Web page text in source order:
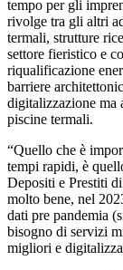
tempo per gli
rivolge tra gli altri
termali, strutture
settore fieristico e
riqualificazione
barriere
digitalizzazione ma
piscine termali.
“Quello che è
tempi rapidi, è
Depositi e Prestiti
molto bene, nel
dati pre pandemia
bisogno di servizi
migliori e